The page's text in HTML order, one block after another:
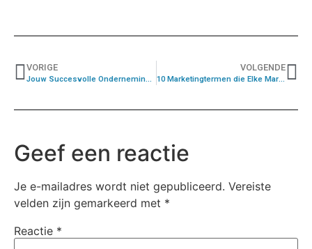
VORIGE
Jouw Succesvolle Ondernemingsreis Start Hier
VOLGENDE
10 Marketingtermen die Elke Marketeer Moet Kennen om Succesvol te Zijn
Geef een reactie
Je e-mailadres wordt niet gepubliceerd. Vereiste
velden zijn gemarkeerd met *
Reactie *